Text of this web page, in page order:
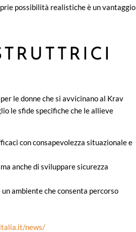
possibilità realistiche è un vantaggio
le donne che si avvicinano al Krav
le sfide specifiche che le allieve
con consapevolezza situazionale e
anche di sviluppare sicurezza
ambiente che consenta percorso
news/